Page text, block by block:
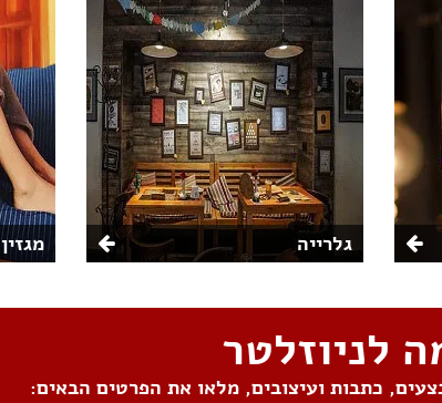
גלרייה מגזין
לניוזלטר
כתבות ועיצובים, מלאו את הפרטים הבאים: